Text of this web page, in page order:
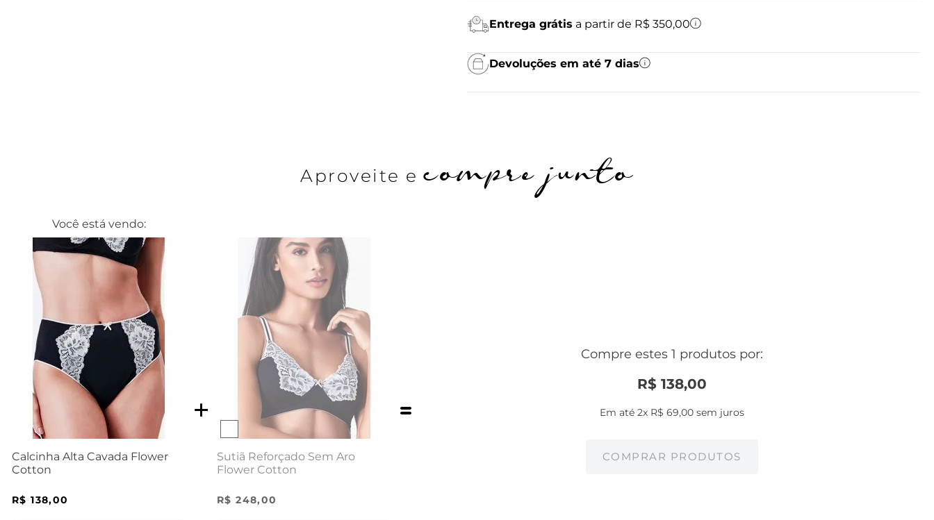
Entrega grátis a partir de R$ 350,00
Devoluções em até 7 dias
Aproveite ecompre junto
Você está vendo:
Calcinha Alta Cavada Flower
Cotton
R$ 138,00
Sutiã Reforçado Sem Aro
Flower Cotton
R$ 248,00
Compre estes 1 produtos por:
R$ 138,00
Em até 2x R$ 69,00sem juros
COMPRAR PRODUTOS